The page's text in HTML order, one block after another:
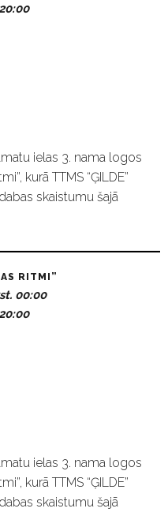
ielas 3. nama logos
kurā TTMS “ĢILDE”
skaistumu šajā
RITMI”
00:00
ielas 3. nama logos
kurā TTMS “ĢILDE”
skaistumu šajā